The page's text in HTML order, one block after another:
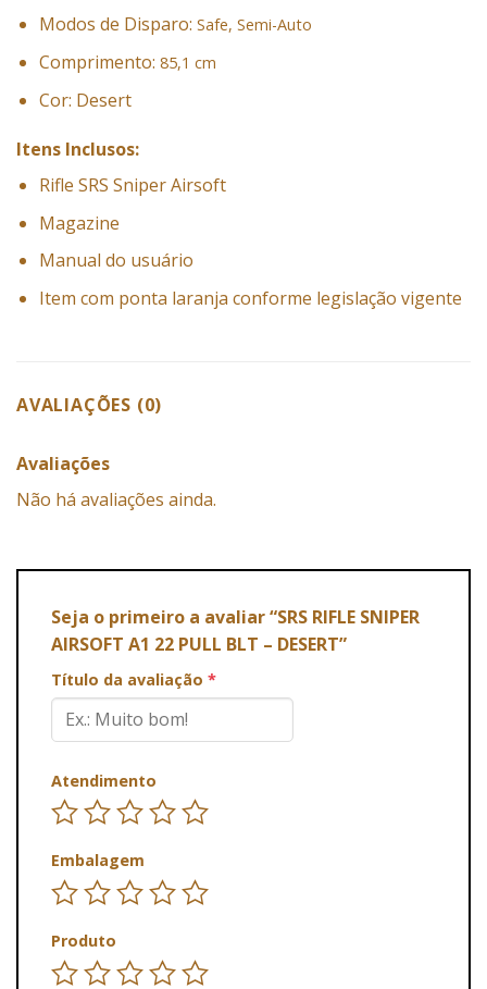
Modos de Disparo: Safe, Semi-Auto
Comprimento: 85,1 cm
Cor: Desert
Itens Inclusos:
Rifle SRS Sniper Airsoft
Magazine
Manual do usuário
Item com ponta laranja conforme legislação vigente
AVALIAÇÕES (0)
Avaliações
Não há avaliações ainda.
Seja o primeiro a avaliar “SRS RIFLE SNIPER
AIRSOFT A1 22 PULL BLT – DESERT”
Título da avaliação *
Atendimento
Embalagem
Produto